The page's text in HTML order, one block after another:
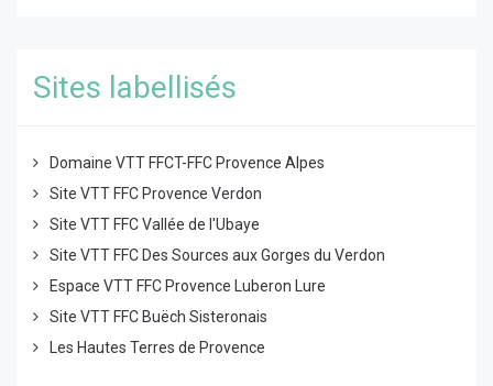
Sites labellisés
Domaine VTT FFCT-FFC Provence Alpes
Site VTT FFC Provence Verdon
Site VTT FFC Vallée de l'Ubaye
Site VTT FFC Des Sources aux Gorges du Verdon
Espace VTT FFC Provence Luberon Lure
Site VTT FFC Buëch Sisteronais
Les Hautes Terres de Provence